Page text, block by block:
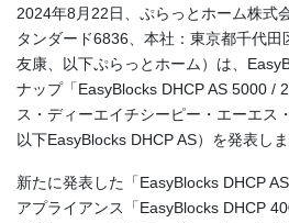
2024年8月22日、ぷらっとホーム株式
タンダード6836、本社：東京都千代
友康、以下ぷらっとホーム）は、
ナップ「EasyBlocks DHCP AS 5000 /
ス・ディーエイチシーピー・エーエス
以下EasyBlocks DHCP AS）を発表しま
新たに発表した「EasyBlocks DHCP
アプライアンス「EasyBlocks DHCP